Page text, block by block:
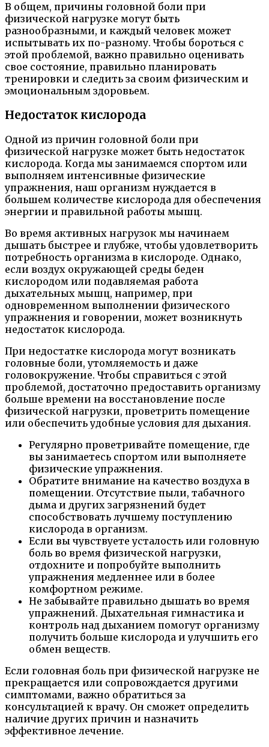
В общем, причины головной боли при
физической нагрузке могут быть
разнообразными, и каждый человек может
испытывать их по-разному. Чтобы бороться с
этой проблемой, важно правильно оценивать
свое состояние, правильно планировать
тренировки и следить за своим физическим и
эмоциональным здоровьем.
Недостаток кислорода
Одной из причин головной боли при
физической нагрузке может быть недостаток
кислорода. Когда мы занимаемся спортом или
выполняем интенсивные физические
упражнения, наш организм нуждается в
большем количестве кислорода для обеспечения
энергии и правильной работы мышц.
Во время активных нагрузок мы начинаем
дышать быстрее и глубже, чтобы удовлетворить
потребность организма в кислороде. Однако,
если воздух окружающей среды беден
кислородом или подавляемая работа
дыхательных мышц, например, при
одновременном выполнении физического
упражнения и говорении, может возникнуть
недостаток кислорода.
При недостатке кислорода могут возникать
головные боли, утомляемость и даже
головокружение. Чтобы справиться с этой
проблемой, достаточно предоставить организму
больше времени на восстановление после
физической нагрузки, проветрить помещение
или обеспечить удобные условия для дыхания.
Регулярно проветривайте помещение, где
вы занимаетесь спортом или выполняете
физические упражнения.
Обратите внимание на качество воздуха в
помещении. Отсутствие пыли, табачного
дыма и других загрязнений будет
способствовать лучшему поступлению
кислорода в организм.
Если вы чувствуете усталость или головную
боль во время физической нагрузки,
отдохните и попробуйте выполнить
упражнения медленнее или в более
комфортном режиме.
Не забывайте правильно дышать во время
упражнений. Дыхательная гимнастика и
контроль над дыханием помогут организму
получить больше кислорода и улучшить его
обмен веществ.
Если головная боль при физической нагрузке не
прекращается или сопровождается другими
симптомами, важно обратиться за
консультацией к врачу. Он сможет определить
наличие других причин и назначить
эффективное лечение.